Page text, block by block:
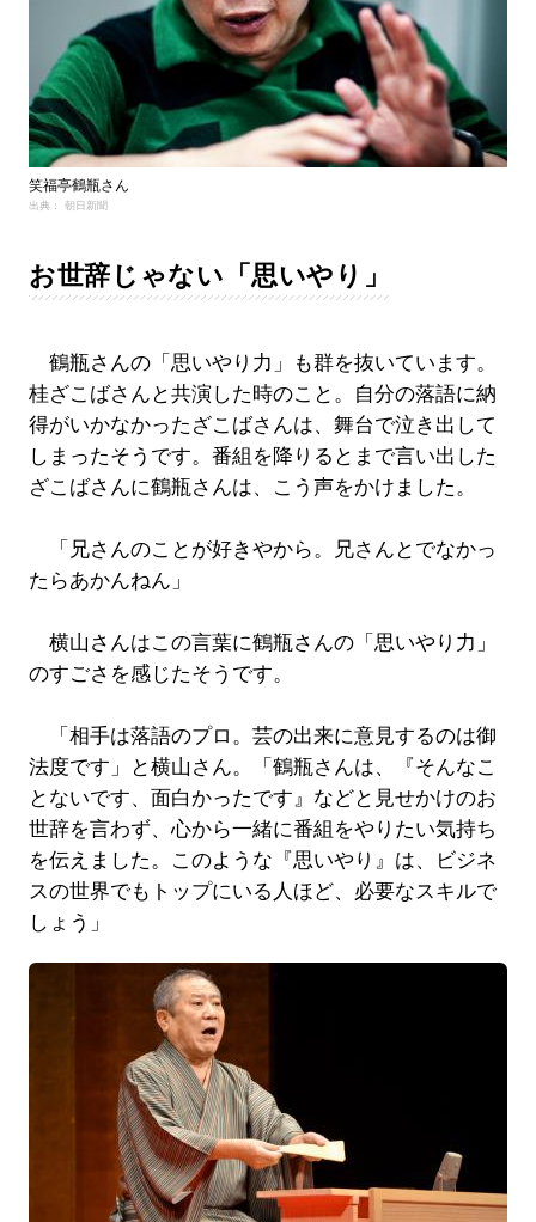
笑福亭鶴瓶さん
出典： 朝日新聞
お世辞じゃない「思いやり」
鶴瓶さんの「思いやり力」も群を抜いています。
桂ざこばさんと共演した時のこと。自分の落語に納
得がいかなかったざこばさんは、舞台で泣き出して
しまったそうです。番組を降りるとまで言い出した
ざこばさんに鶴瓶さんは、こう声をかけました。
「兄さんのことが好きやから。兄さんとでなかっ
たらあかんねん」
横山さんはこの言葉に鶴瓶さんの「思いやり力」
のすごさを感じたそうです。
「相手は落語のプロ。芸の出来に意見するのは御
法度です」と横山さん。「鶴瓶さんは、『そんなこ
とないです、面白かったです』などと見せかけのお
世辞を言わず、心から一緒に番組をやりたい気持ち
を伝えました。このような『思いやり』は、ビジネ
スの世界でもトップにいる人ほど、必要なスキルで
しょう」